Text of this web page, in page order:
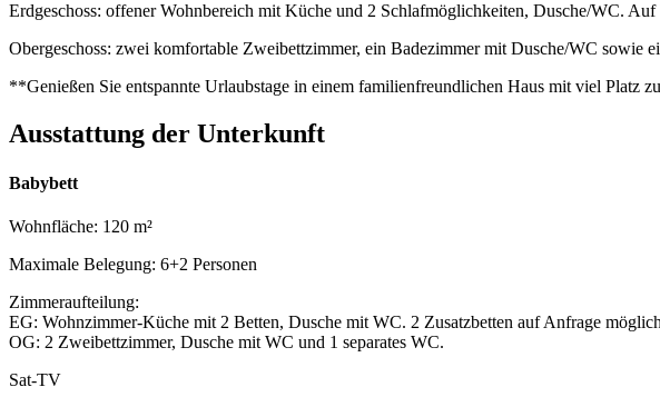
Erdgeschoss: offener Wohnbereich mit Küche und 2 Schlafmöglichkeiten, Dusche/WC.
Obergeschoss: zwei komfortable Zweibettzimmer, ein Badezimmer mit Dusche/WC sowie
**Genießen Sie entspannte Urlaubstage in einem familienfreundlichen Haus mit viel Platz
Ausstattung der Unterkunft
Babybett
Wohnfläche: 120 m²
Maximale Belegung: 6+2 Personen
Zimmeraufteilung:
EG: Wohnzimmer-Küche mit 2 Betten, Dusche mit WC. 2 Zusatzbetten auf Anfrage
OG: 2 Zweibettzimmer, Dusche mit WC und 1 separates WC.
Sat-TV